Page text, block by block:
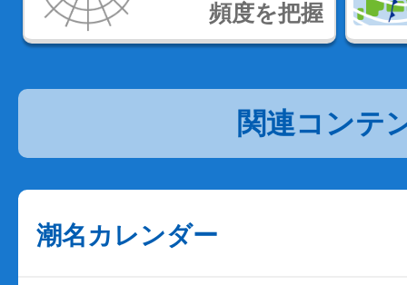
頻度を把握
関連コンテ
潮名カレンダー